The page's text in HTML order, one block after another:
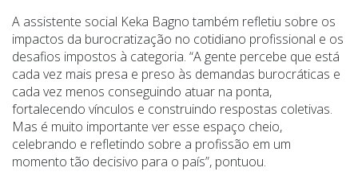
A assistente social Keka Bagno também refletiu sobre os
impactos da burocratização no cotidiano profissional e os
desafios impostos à categoria. “A gente percebe que está
cada vez mais presa e preso às demandas burocráticas e
cada vez menos conseguindo atuar na ponta,
fortalecendo vínculos e construindo respostas coletivas.
Mas é muito importante ver esse espaço cheio,
celebrando e refletindo sobre a profissão em um
momento tão decisivo para o país”, pontuou.